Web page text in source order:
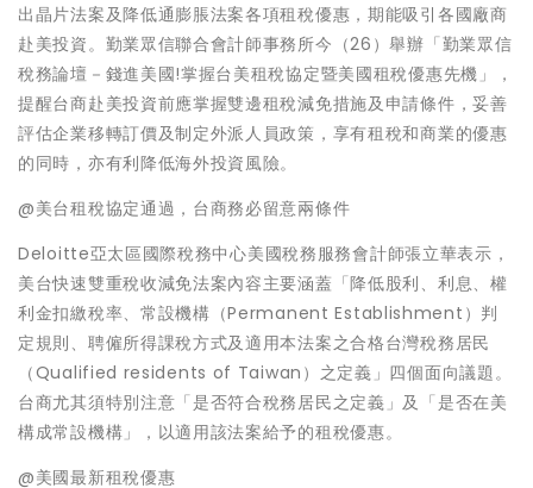
出晶片法案及降低通膨脹法案各項租稅優惠，期能吸引各國廠商
赴美投資。勤業眾信聯合會計師事務所今（26）舉辦「勤業眾信
稅務論壇－錢進美國!掌握台美租稅協定暨美國租稅優惠先機」，
提醒台商赴美投資前應掌握雙邊租稅減免措施及申請條件，妥善
評估企業移轉訂價及制定外派人員政策，享有租稅和商業的優惠
的同時，亦有利降低海外投資風險。
@美台租稅協定通過，台商務必留意兩條件
Deloitte亞太區國際稅務中心美國稅務服務會計師張立華表示，
美台快速雙重稅收減免法案內容主要涵蓋「降低股利、利息、權
利金扣繳稅率、常設機構（Permanent Establishment）判
定規則、聘僱所得課稅方式及適用本法案之合格台灣稅務居民
（Qualified residents of Taiwan）之定義」四個面向議題。
台商尤其須特別注意「是否符合稅務居民之定義」及「是否在美
構成常設機構」，以適用該法案給予的租稅優惠。
@美國最新租稅優惠